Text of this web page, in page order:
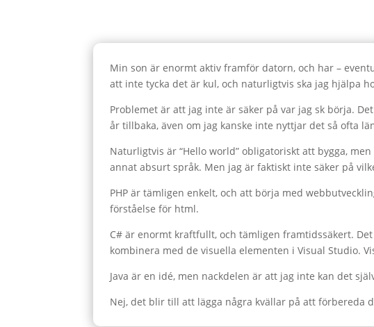
Min son är enormt aktiv framför datorn, och har –
att inte tycka det är kul, och naturligtvis ska jag hjälpa
Problemet är att jag inte är säker på var jag sk börja.
år tillbaka, även om jag kanske inte nyttjar det så ofta
Naturligtvis är “Hello world” obligatoriskt att bygga,
annat absurt språk. Men jag är faktiskt inte säker på
PHP är tämligen enkelt, och att börja med
förståelse för html.
C# är enormt kraftfullt, och tämligen framtidssäkert.
kombinera med de visuella elementen i Visual Studio.
Java är en idé, men nackdelen är att jag inte kan det
Nej, det blir till att lägga några kvällar på att förbereda